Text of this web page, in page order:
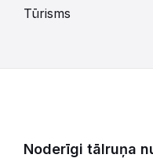
Tūrisms
Noderīgi tālruņa